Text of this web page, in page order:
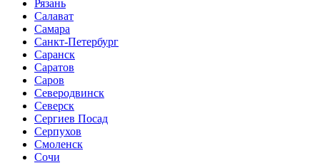
Рязань
Салават
Самара
Санкт-Петербург
Саранск
Саратов
Саров
Северодвинск
Северск
Сергиев Посад
Серпухов
Смоленск
Сочи